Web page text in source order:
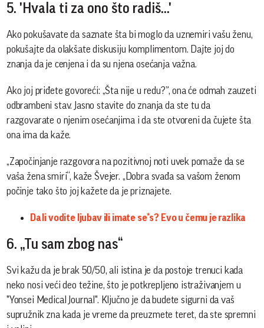
5. 'Hvala ti za ono što radiš...'
Ako pokušavate da saznate šta bi moglo da uznemiri vašu ženu,
pokušajte da olakšate diskusiju komplimentom. Dajte joj do
znanja da je cenjena i da su njena osećanja važna.
Ako joj priđete govoreći: „Šta nije u redu?”, ona će odmah zauzeti
odbrambeni stav. Jasno stavite do znanja da ste tu da
razgovarate o njenim osećanjima i da ste otvoreni da čujete šta
ona ima da kaže.
„Započinjanje razgovora na pozitivnoj noti uvek pomaže da se
vaša žena smiri“, kaže Švejer. „Dobra svađa sa vašom ženom
počinje tako što joj kažete da je priznajete.
Da li vodite ljubav ili imate se*s? Evo u čemu je razlika
6. „Tu sam zbog nas“
Svi kažu da je brak 50/50, ali istina je da postoje trenuci kada
neko nosi veći deo težine, što je potkrepljeno istraživanjem u
"Yonsei Medical Journal". Ključno je da budete sigurni da vaš
supružnik zna kada je vreme da preuzmete teret, da ste spremni